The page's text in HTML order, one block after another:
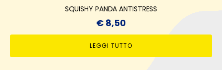
SQUISHY PANDA ANTISTRESS
€ 8,50
LEGGI TUTTO